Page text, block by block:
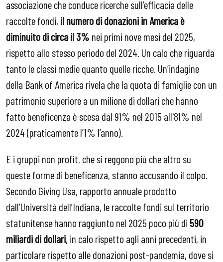
associazione che conduce ricerche sull’efficacia delle
raccolte fondi, il numero di donazioni in America è
diminuito di circa il 3% nei primi nove mesi del 2025,
rispetto allo stesso periodo del 2024. Un calo che riguarda
tanto le classi medie quanto quelle ricche. Un’indagine
della Bank of America rivela che la quota di famiglie con un
patrimonio superiore a un milione di dollari che hanno
fatto beneficenza è scesa dal 91% nel 2015 all'81% nel
2024 (praticamente l’1% l’anno).
E i gruppi non profit, che si reggono più che altro su
queste forme di beneficenza, stanno accusando il colpo.
Secondo Giving Usa, rapporto annuale prodotto
dall’Università dell’Indiana, le raccolte fondi sul territorio
statunitense hanno raggiunto nel 2025 poco più di 590
miliardi di dollari, in calo rispetto agli anni precedenti, in
particolare rispetto alle donazioni post-pandemia, dove si